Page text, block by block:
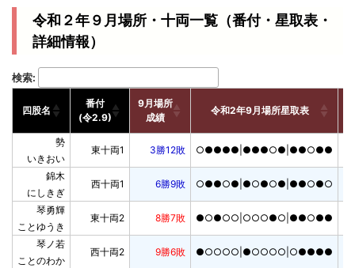
令和２年９月場所・十両一覧（番付・星取表・
詳細情報）
検索:
四股名
番付
(令2.9)
9月場所
成績
令和2年9月場所星取表
(令2.9)
成績
令和2年9月場所星取表
勢
いきおい
東十両1 3勝12敗 ○●●●●|●●●○●|●●○●●
錦木
にしきぎ
西十両1 6勝9敗 ○●●○●|●○●○●|●●○●○
琴勇輝
ことゆうき
東十両2 8勝7敗 ●○●○○|○○○●○|●●○●●
琴ノ若
ことのわか
西十両2 9勝6敗 ●○○○○|●○○○○|○●●●●